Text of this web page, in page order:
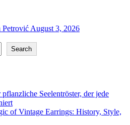
Petrović August 3, 2026
Search
Seelentröster, der jede
of Vintage Earrings: History, Style,